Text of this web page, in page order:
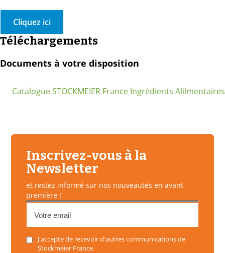
Cliquez ici
Téléchargements
Documents à votre disposition
Catalogue STOCKMEIER France Ingrédients Alilmentaires
Inscrivez-vous à la
Newsletter
et restez informé sur nos nouveautés en avant
première !
J'accepte de recevoir d'autres communications de
Stockmeier France.